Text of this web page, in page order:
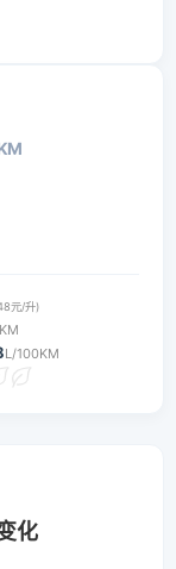
元/升)
L/100KM